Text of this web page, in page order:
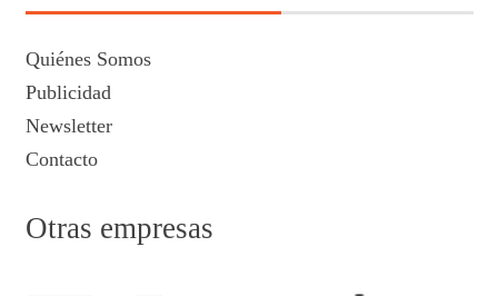
Quiénes Somos
Publicidad
Newsletter
Contacto
Otras empresas